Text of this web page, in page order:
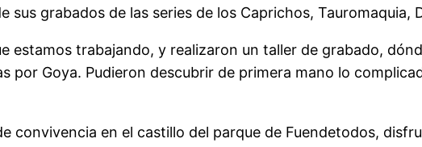
sus grabados de las series de los Caprichos, Tauromaquia,
estamos trabajando, y realizaron un taller de grabado,
por Goya. Pudieron descubrir de primera mano lo
convivencia en el castillo del parque de Fuendetodos,